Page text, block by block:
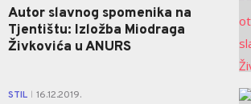
Autor slavnog spomenika na
Tjentištu: Izložba Miodraga
Živkovića u ANURS
STIL 16.12.2019.